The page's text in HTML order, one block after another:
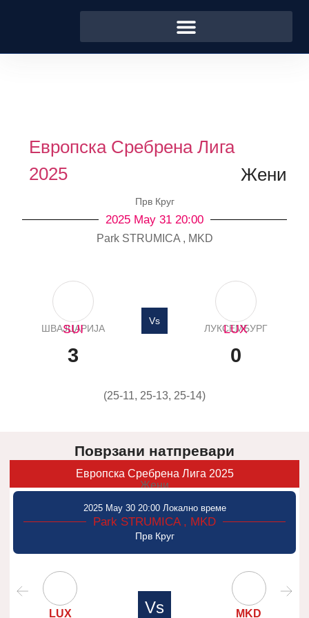
Европска Сребрена Лига
2025
Жени
Прв Круг
2025 May 31 20:00
Park STRUMICA , MKD
ШВАЈЦАРИЈА
SUI
3
Vs
ЛУКСЕМБУРГ
LUX
0
(25-11, 25-13, 25-14)
Поврзани натпревари
Европска Сребрена Лига 2025
Жени
2025 May 30 20:00 Локално време
Park STRUMICA , MKD
Прв Круг
LUX Vs MKD